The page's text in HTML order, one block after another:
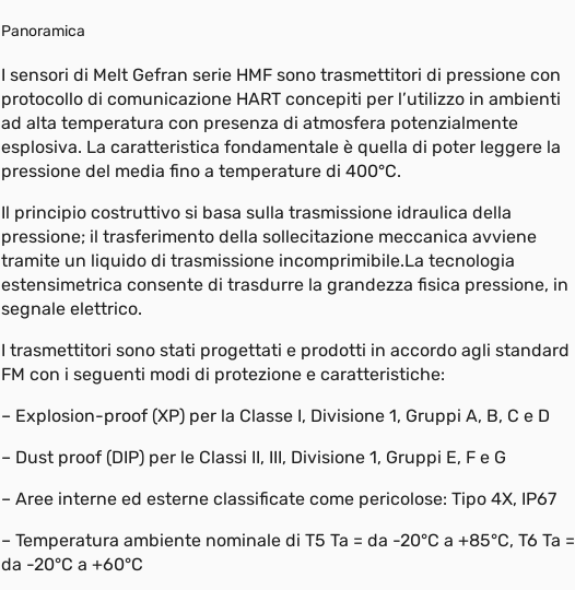
Panoramica
I sensori di Melt Gefran serie HMF sono trasmettitori di pressione con
protocollo di comunicazione HART concepiti per l’utilizzo in ambienti
ad alta temperatura con presenza di atmosfera potenzialmente
esplosiva. La caratteristica fondamentale è quella di poter leggere la
pressione del media fino a temperature di 400°C.
Il principio costruttivo si basa sulla trasmissione idraulica della
pressione; il trasferimento della sollecitazione meccanica avviene
tramite un liquido di trasmissione incomprimibile.La tecnologia
estensimetrica consente di trasdurre la grandezza fisica pressione, in
segnale elettrico.
I trasmettitori sono stati progettati e prodotti in accordo agli standard
FM con i seguenti modi di protezione e caratteristiche:
– Explosion-proof (XP) per la Classe I, Divisione 1, Gruppi A, B, C e D
– Dust proof (DIP) per le Classi II, III, Divisione 1, Gruppi E, F e G
– Aree interne ed esterne classificate come pericolose: Tipo 4X, IP67
– Temperatura ambiente nominale di T5 Ta = da -20°C a +85°C, T6 Ta =
da -20°C a +60°C